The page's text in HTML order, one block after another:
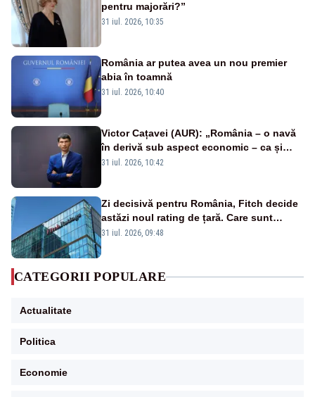
pentru majorări?”
31 iul. 2026, 10:35
România ar putea avea un nou premier
abia în toamnă
31 iul. 2026, 10:40
Victor Cațavei (AUR): „România – o navă
în derivă sub aspect economic – ca și
rezultat al guvernărilor din ultimii 36 de
31 iul. 2026, 10:42
Zi decisivă pentru România, Fitch decide
astăzi noul rating de țară. Care sunt
efectele retrogradării la categoria „junk”
31 iul. 2026, 09:48
CATEGORII POPULARE
Actualitate
Politica
Economie